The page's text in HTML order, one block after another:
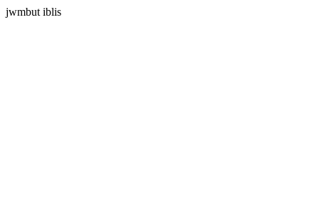
jwmbut iblis